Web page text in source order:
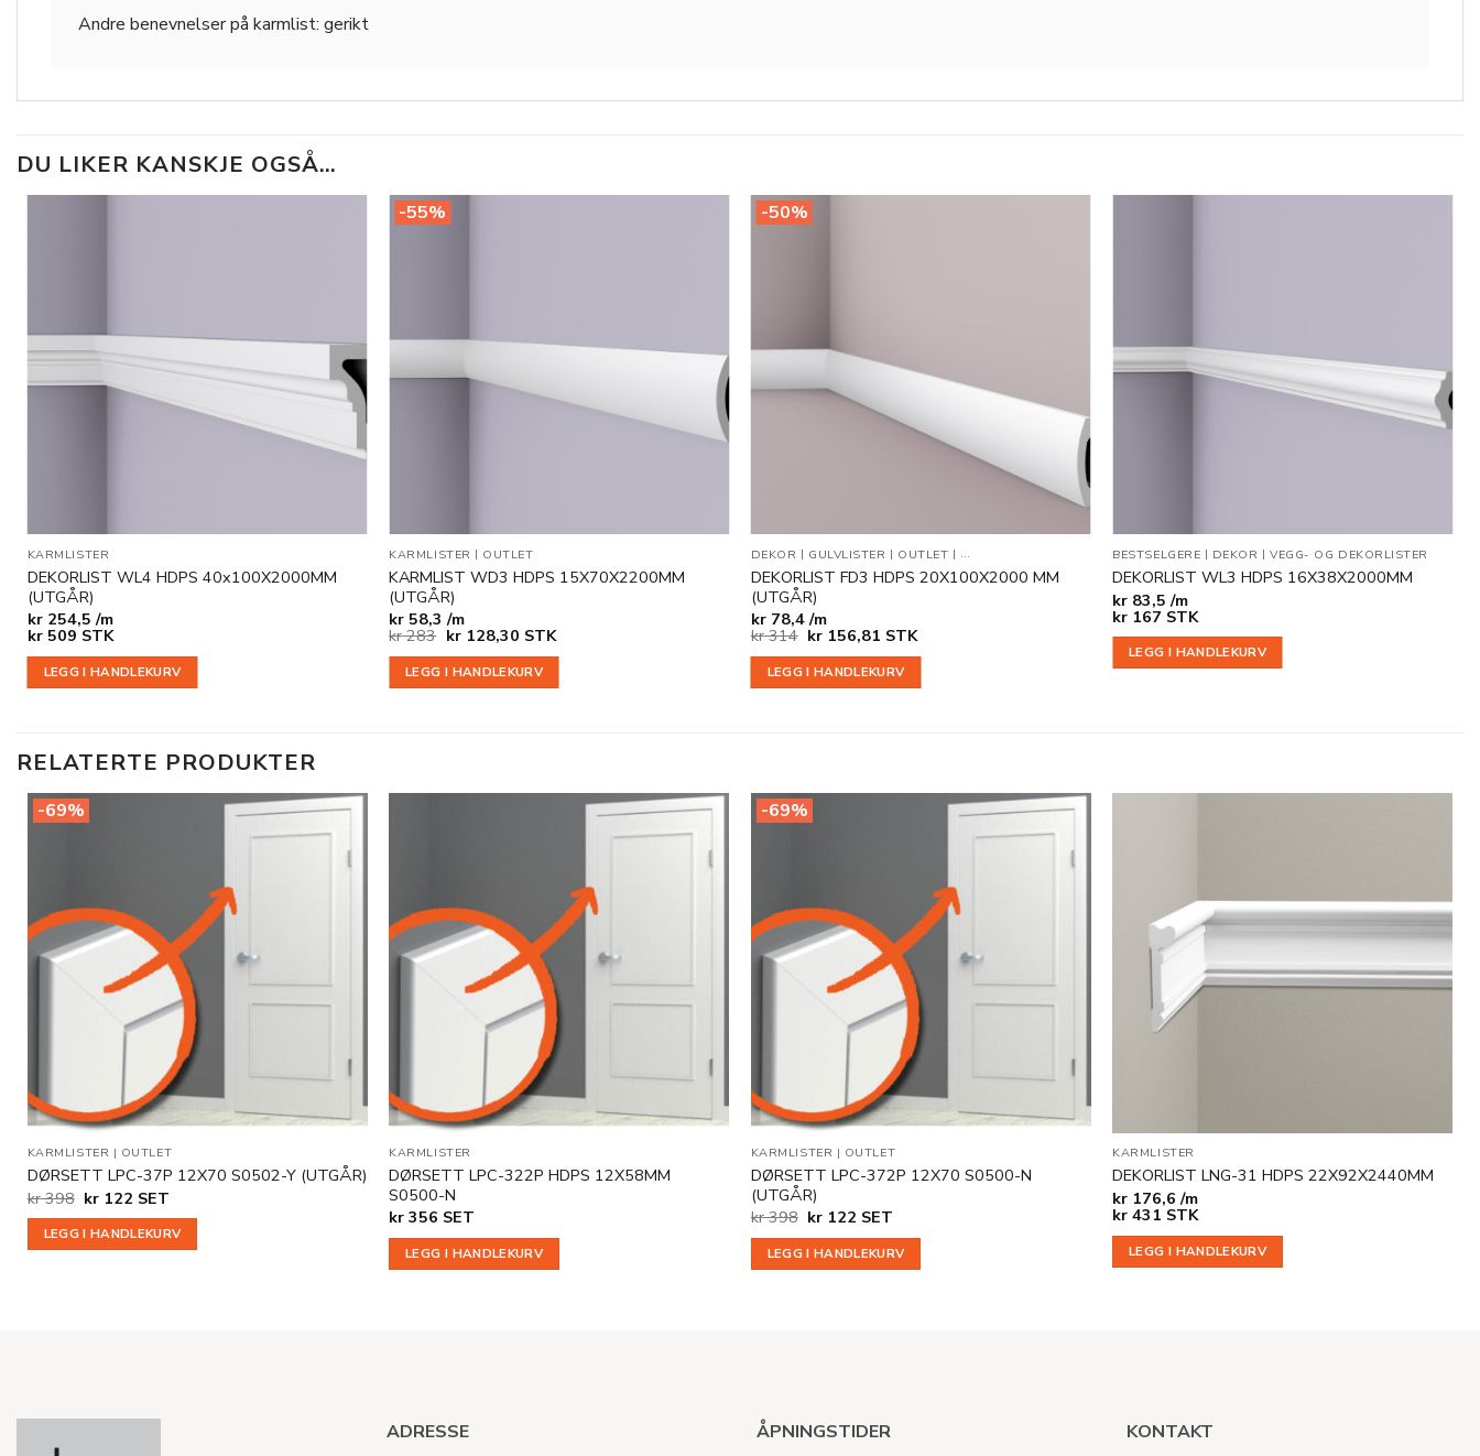
Andre benevnelser på karmlist: gerikt
DU LIKER KANSKJE OGSÅ…
KARMLISTER
DEKORLIST WL4 HDPS 40x100X2000MM
(UTGÅR)
kr254,5 /m
kr509 STK
LEGG I HANDLEKURV
-55%
KARMLISTER | OUTLET
KARMLIST WD3 HDPS 15X70X2200MM
(UTGÅR)
kr 58,3 /m
kr283 Opprinnelig
var:
kr 283.
kr128,30Nåværende
er:
kr 128,30.
STK
LEGG I HANDLEKURV
-50%
DEKOR | GULVLISTER | OUTLET | VEGG- OG DEKORLISTER
DEKORLIST FD3 HDPS 20X100X2000 MM
(UTGÅR)
kr78,4 /m
kr314 Opprinnelig
var:
kr 314.
kr 156,81 Nåværende
er:
kr 156,81.
STK
LEGG I HANDLEKURV
BESTSELGERE | DEKOR |VEGG- OG DEKORLISTER
DEKORLIST WL3 HDPS 16X38X2000MM
kr 83,5 /m
kr 167 STK
LEGG I HANDLEKURV
RELATERTE PRODUKTER
-69%
KARMLISTER | OUTLET
DØRSETT LPC-37P 12X70 S0502-Y (UTGÅR)
kr398 Opprinnelig
var:
kr 398.
kr 122 Nåværende
er:
kr 122.
SET
LEGG I HANDLEKURV
KARMLISTER
DØRSETT LPC-322P HDPS 12X58MM
S0500-N
kr 356 SET
LEGG I HANDLEKURV
-69%
KARMLISTER | OUTLET
DØRSETT LPC-372P 12X70 S0500-N
(UTGÅR)
kr398 Opprinnelig
var:
kr 398.
kr 122 Nåværende
er:
kr 122.
SET
LEGG I HANDLEKURV
ønskeliste
KARMLISTER
DEKORLIST LNG-31 HDPS 22X92X2440MM
kr 176,6 /m
kr 431 STK
LEGG I HANDLEKURV
ADRESSE ÅPNINGSTIDER KONTAKT